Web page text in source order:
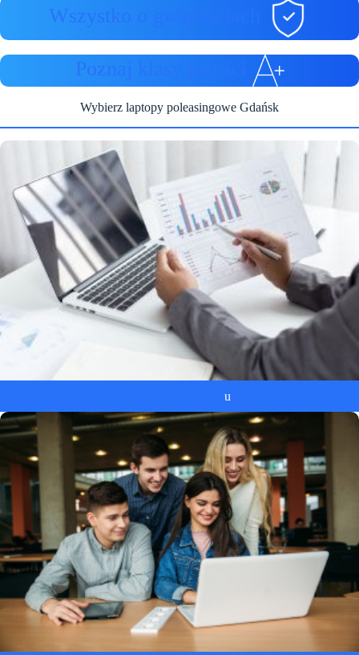
Wszystko o gwarancjach
Poznaj klasy jakości
Wybierz laptopy poleasingowe Gdańsk
u